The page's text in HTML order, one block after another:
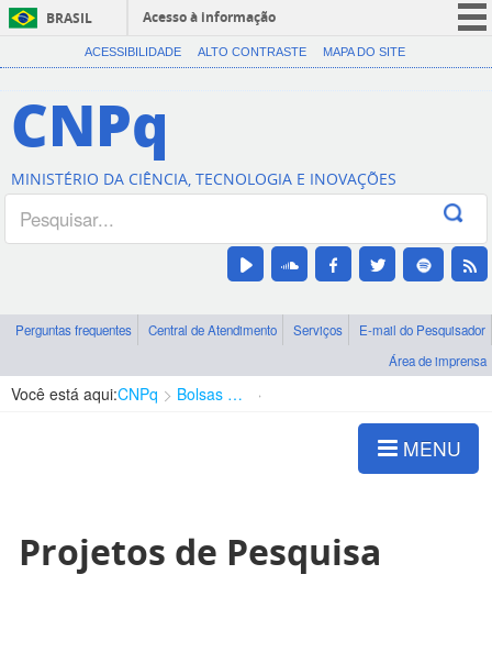
BRASIL
Acesso à informação
CORONAVÍRUS (COVID-19)
Canais
ACESSIBILIDADE ALTO CONTRASTE MAPA DO SITE
CNPq
MINISTÉRIO DA CIÊNCIA, TECNOLOGIA E INOVAÇÕES
Perguntas frequentes Central de Atendimento Serviços
E-mail do Pesquisador
Área de imprensa
Você está aqui:CNPq Bolsas e Auxílios Vigentes
MENU
Projetos de Pesquisa